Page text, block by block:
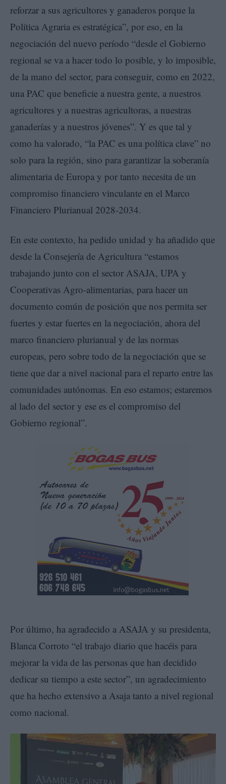
reforzar a sus agricultores y ganaderos porque la
Política Agraria es estratégica”, por eso, en la
negociación del nuevo período “desde el Gobierno
regional se va a hacer todo lo posible, y lo imposible,
de la mano del sector, para conseguir, como en 2022,
una PAC que beneficie a nuestra gente, a nuestros
agricultores y a nuestras agricultoras, a nuestras
ganaderías y a nuestros jóvenes”. Y es que tal y
como ha valorado, “la PAC es una política clave” no
solo para la región, sino para garantizar la soberanía
alimentaria de Europa y por tanto necesita de un
compromiso financiero vinculante en el Marco
Financiero Plurianual 2028-2034.
En este contexto, ha pedido unidad y ha añadido que
desde la Consejería de Agricultura “estamos
trabajando junto con el sector ASAJA, UPA y
Cooperativas Agro-alimentarias, para hacer un
documento común de posición que nos permita ser
fuertes y estar fuertes en la negociación, ahora del
marco financiero plurianual y de las normas
europeas, pero sobre todo de la negociación que se
tiene que dar a nivel nacional para el reparto entre las
comunidades autónomas. En eso estamos; estaremos
al lado del sector y ese es el compromiso del
Gobierno regional”.
Por último, ha agradecido a ASAJA y su presidenta,
Blanca Corroto “el trabajo diario que hacéis para
mejorar la vida de las personas que han decidido
dedicar su tiempo a este sector”, un agradecimiento
que ha hecho extensivo a Asaja tanto a nivel regional
como nacional.